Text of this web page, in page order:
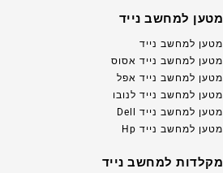
מטען למחשב נייד
מטען למחשב נייד
מטען למחשב נייד אסוס
מטען למחשב נייד אפל
מטען למחשב נייד לנובו
מטען למחשב נייד Dell
מטען למחשב נייד Hp
מקלדות למחשב נייד